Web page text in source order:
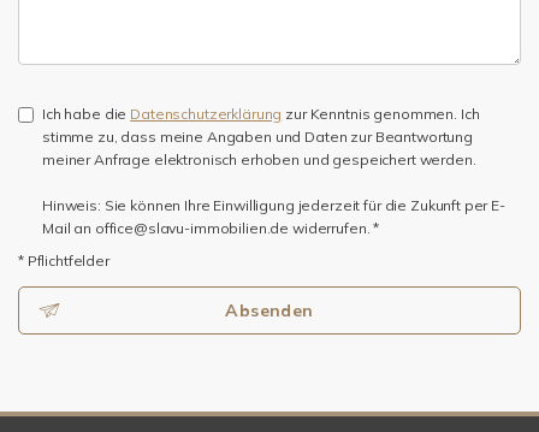
Ich habe die Datenschutzerklärung zur Kenntnis genommen. Ich
stimme zu, dass meine Angaben und Daten zur Beantwortung
meiner Anfrage elektronisch erhoben und gespeichert werden.
Hinweis: Sie können Ihre Einwilligung jederzeit für die Zukunft per E-
Mail an office@slavu-immobilien.de widerrufen. *
* Pflichtfelder
Absenden